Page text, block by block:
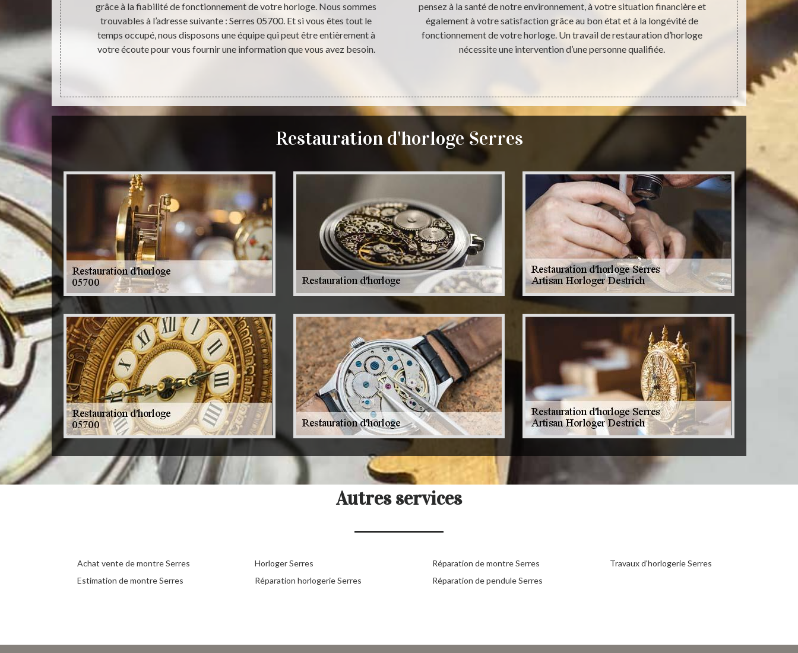
des
grâce à la fiabilité de fonctionnement de votre horloge. Nous sommes
trouvables à l’adresse suivante : Serres 05700. Et si vous êtes tout le
temps occupé, nous disposons une équipe qui peut être entièrement à
votre écoute pour vous fournir une information que vous avez besoin.
pensez à la santé de notre environnement, à votre situation financière et
également à votre satisfaction grâce au bon état et à la longévité de
fonctionnement de votre horloge. Un travail de restauration d’horloge
nécessite une intervention d’une personne qualifiée.
chez
horlogerie.
Restauration d'horloge Serres
Autres services
Achat vente de montre Serres
Estimation de montre Serres
Horloger Serres
Réparation horlogerie Serres
Réparation de montre Serres
Réparation de pendule Serres
Travaux d'horlogerie Serres